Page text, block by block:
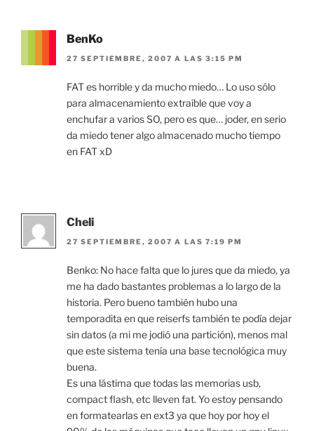
BenKo
27 SEPTIEMBRE, 2007 A LAS 3:15 PM
FAT es horrible y da mucho miedo… Lo uso sólo
para almacenamiento extraíble que voy a
enchufar a varios SO, pero es que… joder, en serio
da miedo tener algo almacenado mucho tiempo
en FAT xD
Cheli
27 SEPTIEMBRE, 2007 A LAS 7:19 PM
Benko: No hace falta que lo jures que da miedo, ya
me ha dado bastantes problemas a lo largo de la
historia. Pero bueno también hubo una
temporadita en que reiserfs también te podía dejar
sin datos (a mi me jodió una partición), menos mal
que este sistema tenía una base tecnológica muy
buena.
Es una lástima que todas las memorias usb,
compact flash, etc lleven fat. Yo estoy pensando
en formatearlas en ext3 ya que hoy por hoy el